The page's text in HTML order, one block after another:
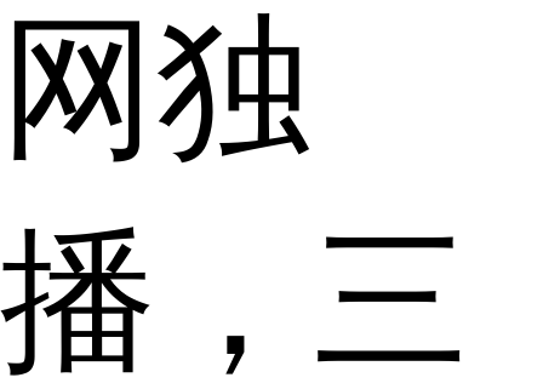
网独
播，三